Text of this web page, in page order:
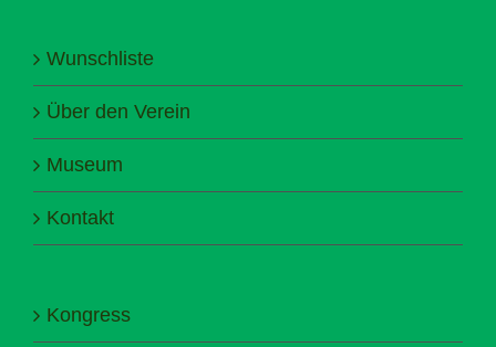
Wunschliste
Über den Verein
Museum
Kontakt
Kongress